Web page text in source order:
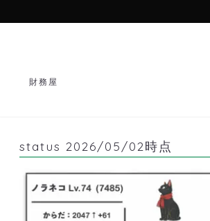
財務屋
status 2026/05/02時点